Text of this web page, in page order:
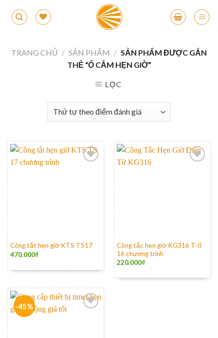
TRANG CHỦ / SẢN PHẨM / SẢN PHẨM ĐƯỢC GẮN
THẺ “Ổ CẮM HẸN GIỜ”
LỌC
Công tắt hẹn giờ KTS TS17
470.000₫
Công tắc hẹn giờ KG316 T-II
16 chương trình
220.000₫
-45%